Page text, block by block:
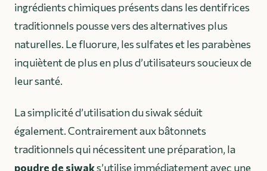
ingrédients chimiques présents dans les dentifrices
traditionnels pousse vers des alternatives plus
naturelles. Le fluorure, les sulfates et les parabènes
inquiètent de plus en plus d’utilisateurs soucieux de
leur santé.
La simplicité d’utilisation du siwak séduit
également. Contrairement aux bâtonnets
traditionnels qui nécessitent une préparation, la
poudre de siwaks’utilise immédiatement avec une